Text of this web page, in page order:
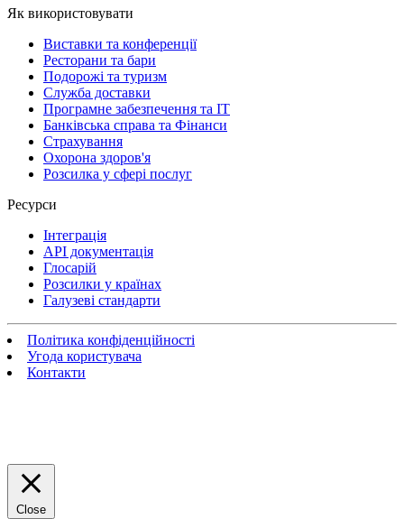
Як використовувати
Виставки та конференції
Ресторани та бари
Подорожі та туризм
Служба доставки
Програмне забезпечення та IT
Банківська справа та Фінанси
Страхування
Охорона здоров'я
Розсилка у сфері послуг
Ресурси
Інтеграція
API документація
Глосарій
Розсилки у країнах
Галузеві стандарти
Політика конфіденційності
Угода користувача
Контакти
Close